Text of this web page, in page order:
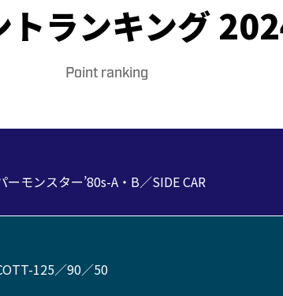
トランキング
Point ranking
モンスター’80s-A・B／SIDE CAR
125／90／50